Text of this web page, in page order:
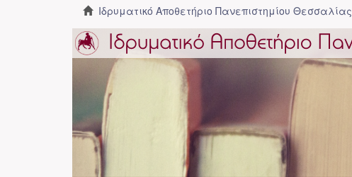
Ιδρυματικό Αποθετήριο Πανεπιστημίου Θεσσαλίας